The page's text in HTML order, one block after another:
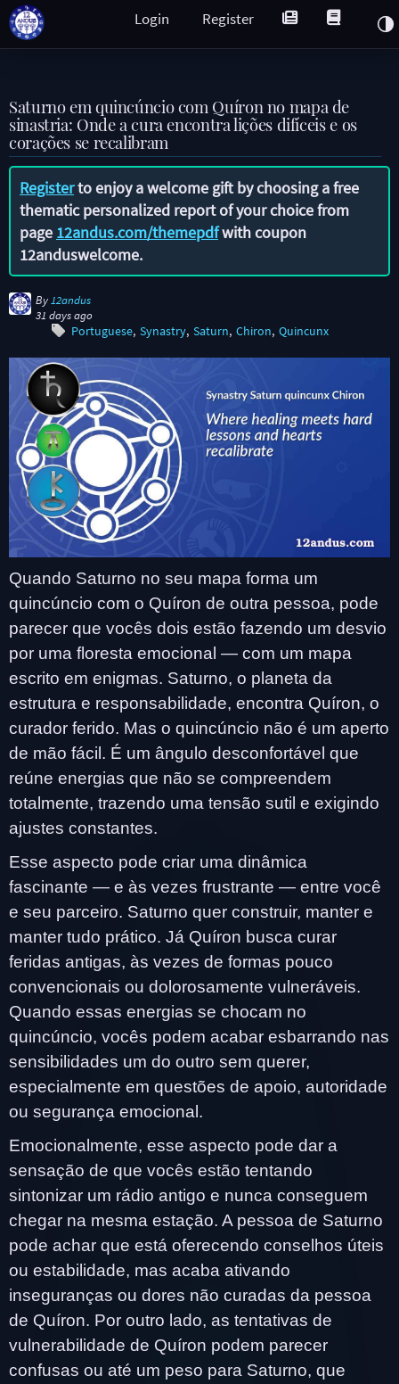
Register
Login
Saturno em quincúncio com Quíron no mapa de
sinastria: Onde a cura encontra lições difíceis e os
corações se recalibram
Registerto enjoy a welcome gift by choosing a free
thematic personalized report of your choice from
page 12andus.com/themepdfwith coupon
12anduswelcome.
By 12andus
31 days ago
Portuguese Synastry Saturn Chiron Quincunx
Quando Saturno no seu mapa forma um
quincúncio com o Quíron de outra pessoa, pode
parecer que vocês dois estão fazendo um desvio
por uma floresta emocional — com um mapa
escrito em enigmas. Saturno, o planeta da
estrutura e responsabilidade, encontra Quíron, o
curador ferido. Mas o quincúncio não é um aperto
de mão fácil. É um ângulo desconfortável que
reúne energias que não se compreendem
totalmente, trazendo uma tensão sutil e exigindo
ajustes constantes.
Esse aspecto pode criar uma dinâmica
fascinante — e às vezes frustrante — entre você
e seu parceiro. Saturno quer construir, manter e
manter tudo prático. Já Quíron busca curar
feridas antigas, às vezes de formas pouco
convencionais ou dolorosamente vulneráveis.
Quando essas energias se chocam no
quincúncio, vocês podem acabar esbarrando nas
sensibilidades um do outro sem querer,
especialmente em questões de apoio, autoridade
ou segurança emocional.
Emocionalmente, esse aspecto pode dar a
sensação de que vocês estão tentando
sintonizar um rádio antigo e nunca conseguem
chegar na mesma estação. A pessoa de Saturno
pode achar que está oferecendo conselhos úteis
ou estabilidade, mas acaba ativando
inseguranças ou dores não curadas da pessoa
de Quíron. Por outro lado, as tentativas de
vulnerabilidade de Quíron podem parecer
confusas ou até um peso para Saturno, que